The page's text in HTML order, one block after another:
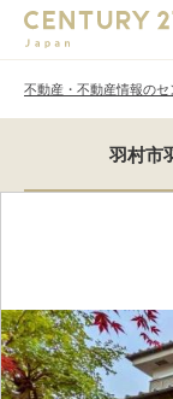
不動産・不動産情報のセ
羽村市